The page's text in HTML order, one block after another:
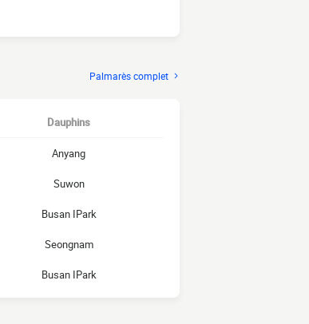
Palmarès complet
Dauphins
Anyang
Suwon
Busan IPark
Seongnam
Busan IPark